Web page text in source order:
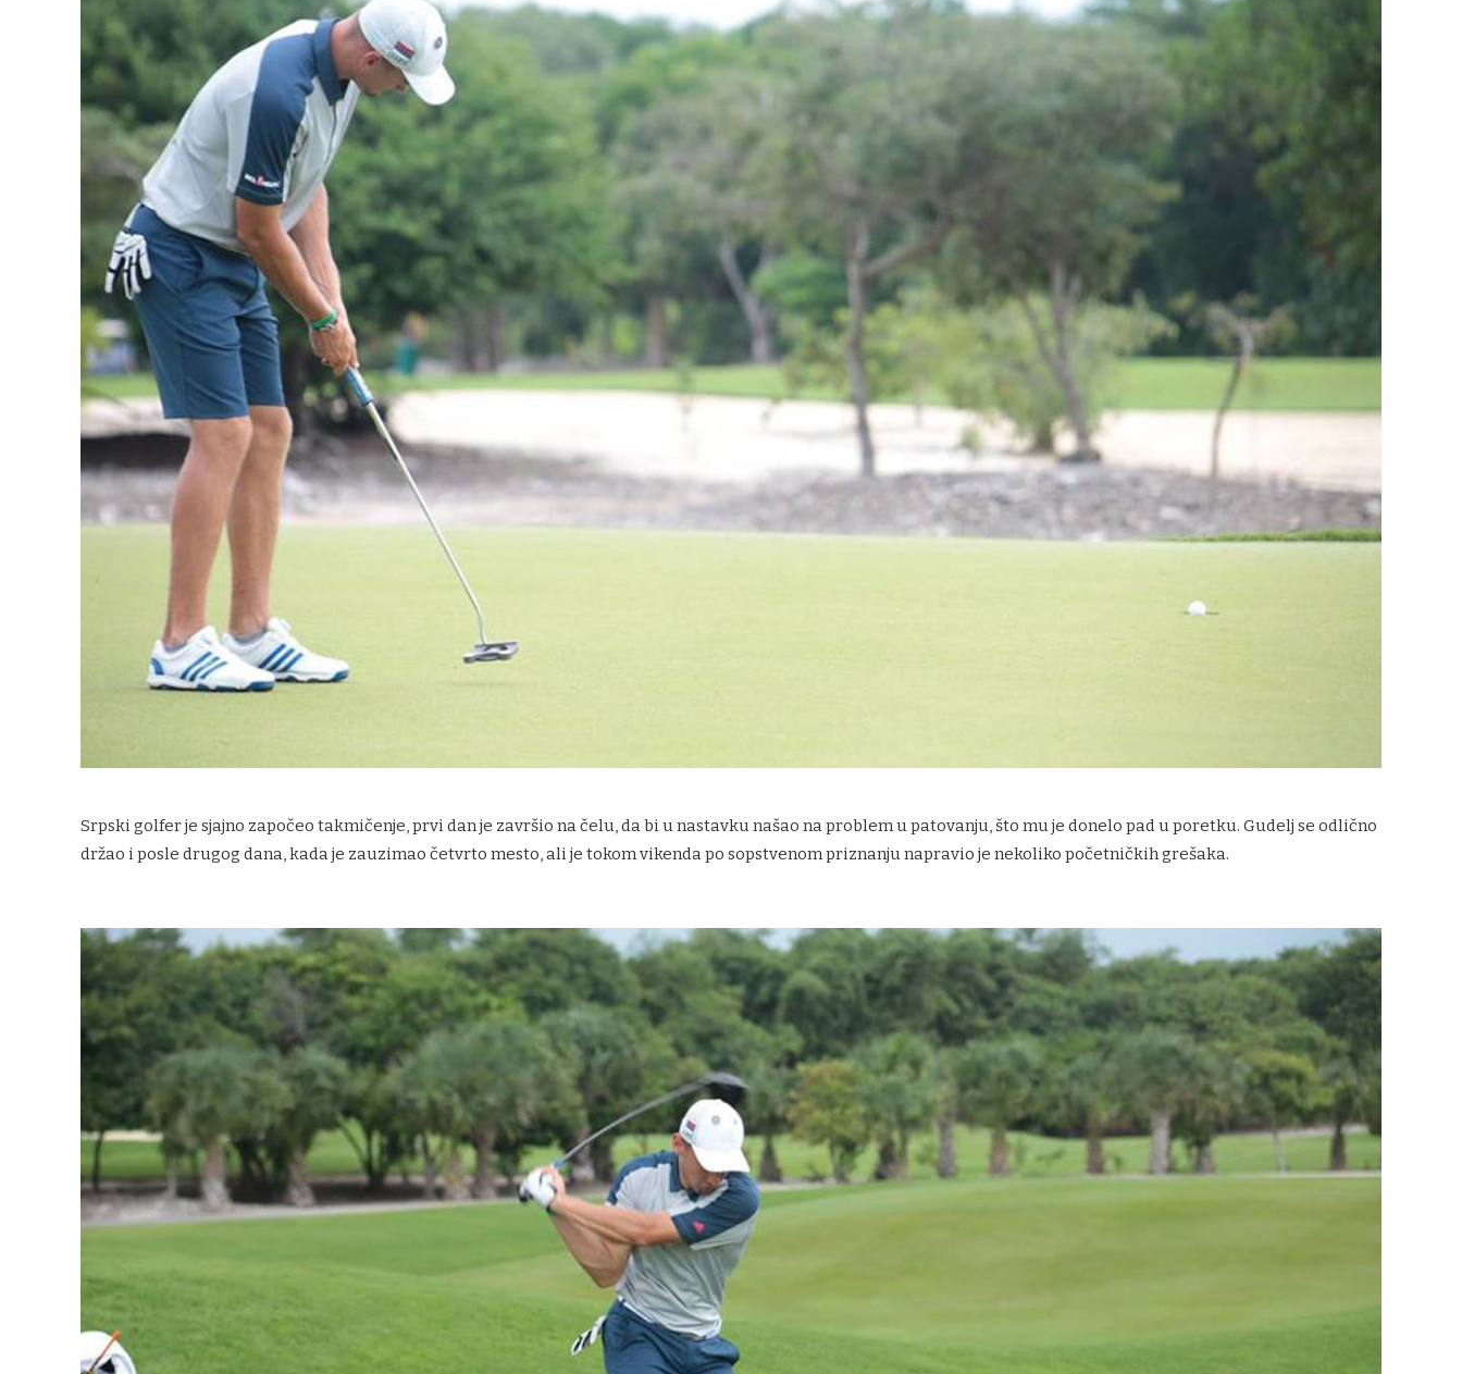
Srpski golfer je sjajno započeo takmičenje, prvi dan je završio na čelu, da bi u nastavku našao na problem u patovanju, što mu je donelo pad u poretku. Gudelj se odlično
držao i posle drugog dana, kada je zauzimao četvrto mesto, ali je tokom vikenda po sopstvenom priznanju napravio je nekoliko početničkih grešaka.